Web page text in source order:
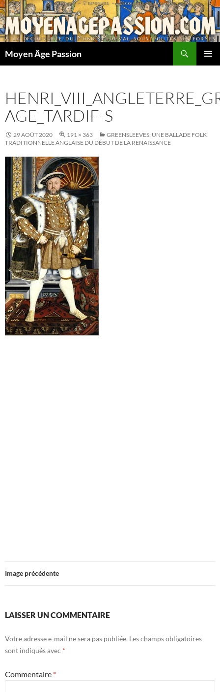
Aller
au
contenu
Moyen Âge Passion
AGE_TARDIF-S
29 AOÛT 2020 191 × 363
GREENSLEEVES: UNE BALLADE FOLK
TRADITIONNELLE ANGLAISE DU DÉBUT DE LA RENAISSANCE
Image précédente
LAISSER UN COMMENTAIRE
Votre adresse e-mail ne sera pas publiée. Les champs obligatoires
sont indiqués avec *
Commentaire *